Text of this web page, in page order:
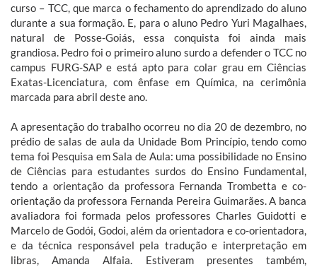
curso – TCC, que marca o fechamento do aprendizado do aluno
durante a sua formação. E, para o aluno Pedro Yuri Magalhaes,
natural de Posse-Goiás, essa conquista foi ainda mais
grandiosa. Pedro foi o primeiro aluno surdo a defender o TCC no
campus FURG-SAP e está apto para colar grau em Ciências
Exatas-Licenciatura, com ênfase em Química, na cerimônia
marcada para abril deste ano.
A apresentação do trabalho ocorreu no dia 20 de dezembro, no
prédio de salas de aula da Unidade Bom Princípio, tendo como
tema foi Pesquisa em Sala de Aula: uma possibilidade no Ensino
de Ciências para estudantes surdos do Ensino Fundamental,
tendo a orientação da professora Fernanda Trombetta e co-
orientação da professora Fernanda Pereira Guimarães. A banca
avaliadora foi formada pelos professores Charles Guidotti e
Marcelo de Godói, Godoi, além da orientadora e co-orientadora,
e da técnica responsável pela tradução e interpretação em
libras, Amanda Alfaia. Estiveram presentes também,